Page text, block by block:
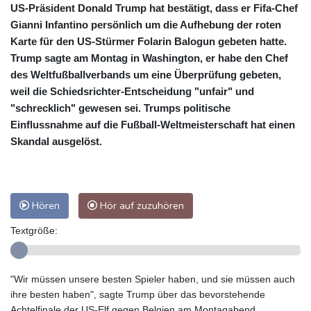
US-Präsident Donald Trump hat bestätigt, dass er Fifa-Chef
Gianni Infantino persönlich um die Aufhebung der roten
Karte für den US-Stürmer Folarin Balogun gebeten hatte.
Trump sagte am Montag in Washington, er habe den Chef
des Weltfußballverbands um eine Überprüfung gebeten,
weil die Schiedsrichter-Entscheidung "unfair" und
"schrecklich" gewesen sei. Trumps politische
Einflussnahme auf die Fußball-Weltmeisterschaft hat einen
Skandal ausgelöst.
Hören Hör auf zuzuhören
Textgröße:
"Wir müssen unsere besten Spieler haben, und sie müssen auch
ihre besten haben", sagte Trump über das bevorstehende